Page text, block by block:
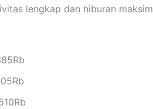
lengkap dan hiburan